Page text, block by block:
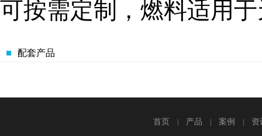
可按需定制，燃料适用
配套产品
首页 产品 案例 资